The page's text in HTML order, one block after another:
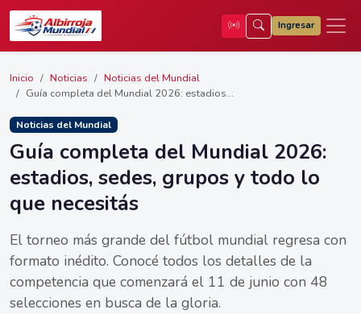
Ingresar
Inicio Noticias
Noticias del Mundial
Guía completa del Mundial 2026: estadios...
Noticias del Mundial
Guía completa del Mundial 2026:
estadios, sedes, grupos y todo lo
que necesitás
El torneo más grande del fútbol mundial regresa con
formato inédito. Conocé todos los detalles de la
competencia que comenzará el 11 de junio con 48
selecciones en busca de la gloria.